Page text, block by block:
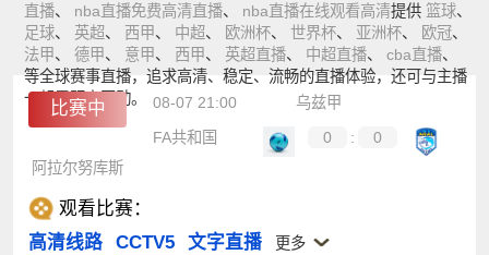
直播、 nba直播免费高清直播、 nba直播在线观看高清提供 篮球、
足球、 英超、 西甲、 中超、 欧洲杯、 世界杯、 亚洲杯、 欧冠、
法甲、 德甲、 意甲、 西甲、 英超直播、 中超直播、 cba直播、
等全球赛事直播，追求高清、稳定、流畅的直播体验，还可与主播
一起零距离互动。
比赛中 08-07 21:00
乌兹甲
FA共和国
0 :
0
阿拉尔努库斯
观看比赛：
高清线路
CCTV5 文字直播 更多